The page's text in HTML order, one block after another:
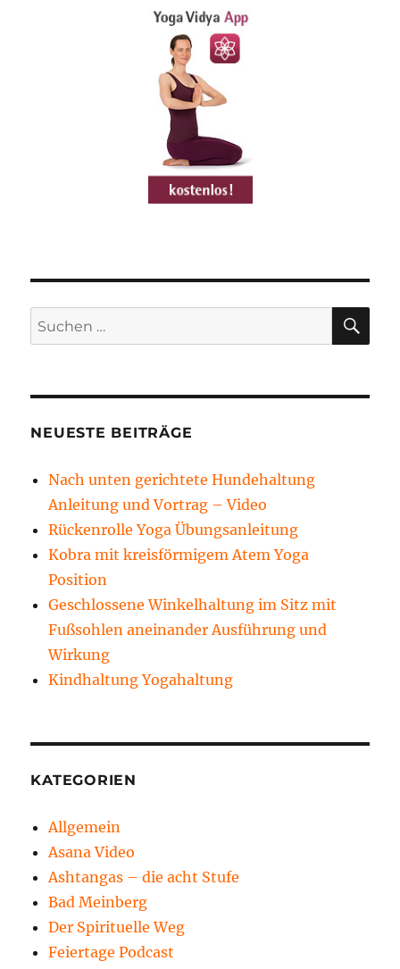
Yogastellung
Anleitung
Suchen
nach:
NEUESTE BEITRÄGE
Nach unten gerichtete Hundehaltung
Anleitung und Vortrag – Video
Rückenrolle Yoga Übungsanleitung
Kobra mit kreisförmigem Atem Yoga
Position
Geschlossene Winkelhaltung im Sitz mit
Fußsohlen aneinander Ausführung und
Wirkung
Kindhaltung Yogahaltung
KATEGORIEN
Allgemein
Asana Video
Ashtangas – die acht Stufe
Bad Meinberg
Der Spirituelle Weg
Feiertage Podcast